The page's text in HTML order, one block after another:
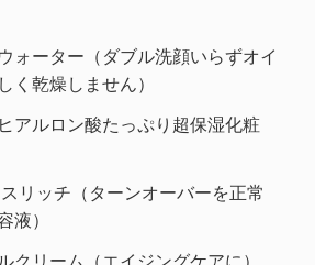
ォーター（ダブル洗顔いらずオイ
く乾燥しません）
アルロン酸たっぷり超保湿化粧
リッチ（ターンオーバーを正常
液）